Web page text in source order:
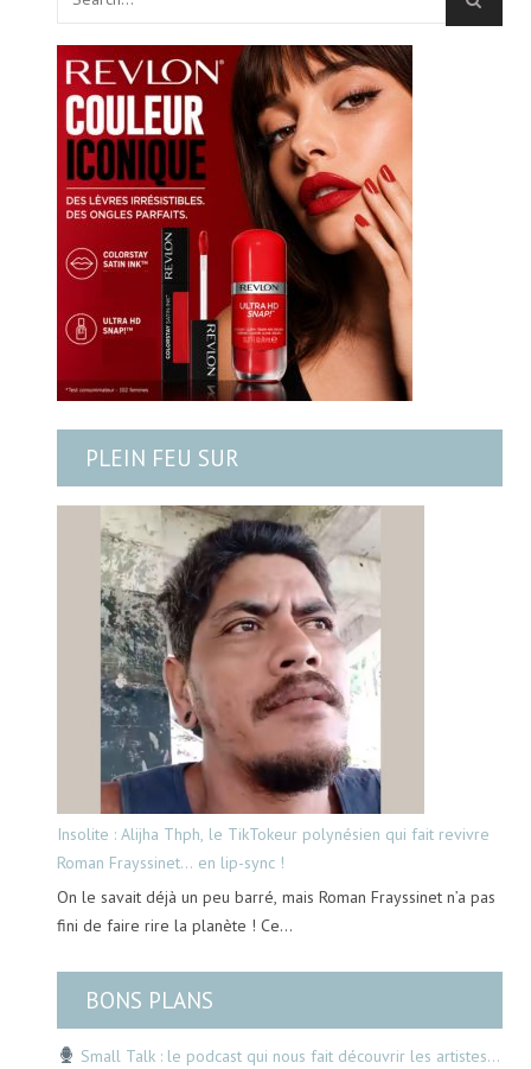
PLEIN FEU SUR
Insolite : Alijha Thph, le TikTokeur polynésien qui fait revivre
Roman Frayssinet… en lip-sync !
On le savait déjà un peu barré, mais Roman Frayssinet n’a pas
fini de faire rire la planète ! Ce…
BONS PLANS
Small Talk : le podcast qui nous fait découvrir les artistes…